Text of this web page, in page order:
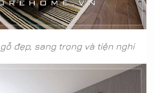
đẹp, sang trọng và tiện nghi